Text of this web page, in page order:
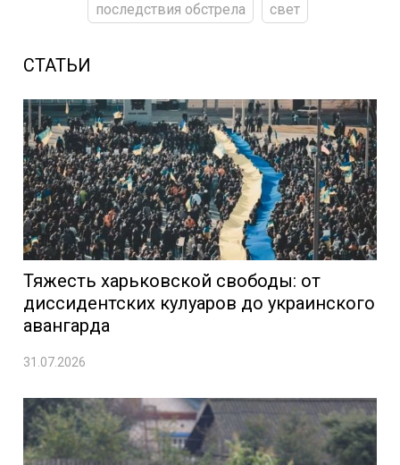
последствия обстрела
свет
СТАТЬИ
Тяжесть харьковской свободы: от
диссидентских кулуаров до украинского
авангарда
31.07.2026